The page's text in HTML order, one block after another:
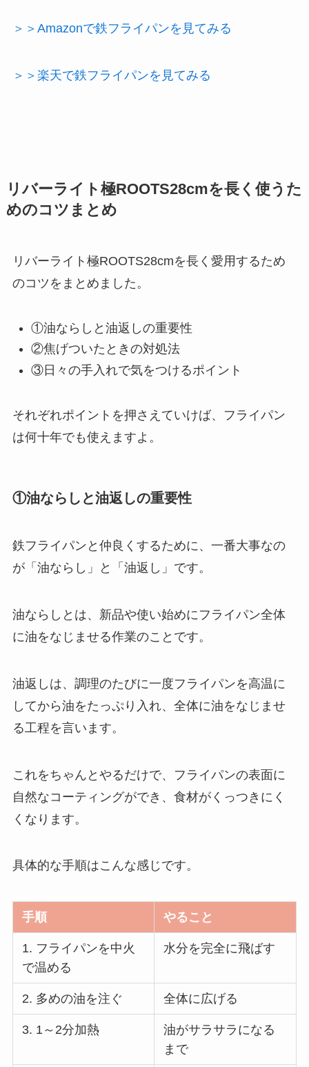
＞＞Amazonで鉄フライパンを見てみる
＞＞楽天で鉄フライパンを見てみる
リバーライト極ROOTS28cmを長く使うた
めのコツまとめ
リバーライト極ROOTS28cmを長く愛用するため
のコツをまとめました。
①油ならしと油返しの重要性
②焦げついたときの対処法
③日々の手入れで気をつけるポイント
それぞれポイントを押さえていけば、フライパン
は何十年でも使えますよ。
①油ならしと油返しの重要性
鉄フライパンと仲良くするために、一番大事なの
が「油ならし」と「油返し」です。
油ならしとは、新品や使い始めにフライパン全体
に油をなじませる作業のことです。
油返しは、調理のたびに一度フライパンを高温に
してから油をたっぷり入れ、全体に油をなじませ
る工程を言います。
これをちゃんとやるだけで、フライパンの表面に
自然なコーティングができ、食材がくっつきにく
くなります。
具体的な手順はこんな感じです。
手順 やること
1. フライパンを中火
で温める
水分を完全に飛ばす
2. 多めの油を注ぐ 全体に広げる
3. 1～2分加熱
油がサラサラになる
まで